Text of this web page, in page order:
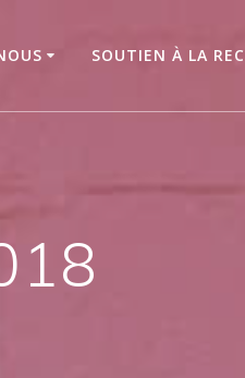
SOUTIEN À LA